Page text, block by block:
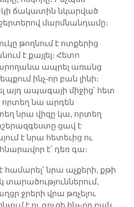
ճակատին նկարված
մարմնանդամը։
թողնում է ոտքերից
է քայլել։ Հետո
ապրել առանց
ինչ-որ բան լինի։
այդ ապագայի միջից՝ հետ
նա արդեն
նրա վիզը կա, որտեղ
ցավ է
է նրա հետեւից ու
է՝ դեռ գա։
համարել՝ նրա աչքերի, քթի
ջրերի վրա թռչելու